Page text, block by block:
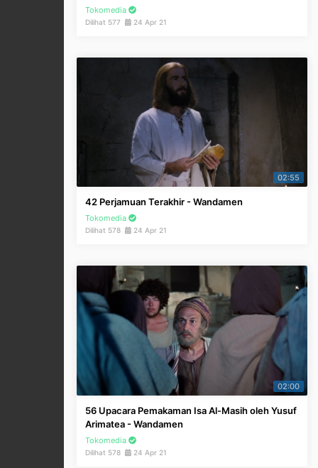
Tokomedia
Dilihat 577 24 Apr 21
02:55
42 Perjamuan Terakhir - Wandamen
Tokomedia
Dilihat 578 24 Apr 21
02:00
56 Upacara Pemakaman Isa Al-Masih oleh Yusuf
Arimatea - Wandamen
Tokomedia
Dilihat 578 24 Apr 21